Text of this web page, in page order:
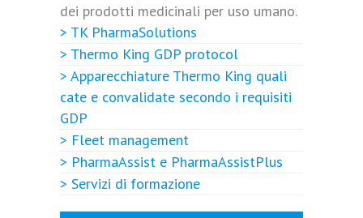
dei prodotti medicinali per uso umano.
> TK PharmaSolutions
> Thermo King GDP protocol
> Apparecchiature Thermo King quali
cate e convalidate secondo i requisiti
GDP
> Fleet management
> PharmaAssist e PharmaAssistPlus
> Servizi di formazione